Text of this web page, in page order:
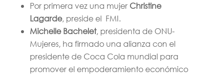
Por primera vez una mujer Christine
Lagarde, preside el FMI.
Michelle Bachelet, presidenta de ONU-
Mujeres, ha firmado una alianza con el
presidente de Coca Cola mundial para
promover el empoderamiento económico